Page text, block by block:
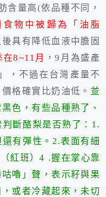
含量高(依品種不同，
食物中被歸為「油脂
具有降低血液中膽固
在8~11 月 ，9 月為盛產
」，不過在台灣產量不
格確實比奶油低。 並
色，有些品種熟了、
斷酪梨是否熟了：1.
有彈性。2.表面有細
紅班）4 .握在掌心靠
嚕」聲，表示籽與果
或者冷藏起來，未切